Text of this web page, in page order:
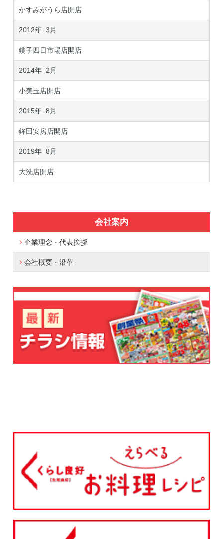
かすみがうら店開店
2012年 3月
銚子四日市場店開店
2014年 2月
小美玉店開店
2015年 8月
鉾田安房店開店
2019年 8月
大洗店開店
会社案内
企業理念・代表挨拶
会社概要・沿革